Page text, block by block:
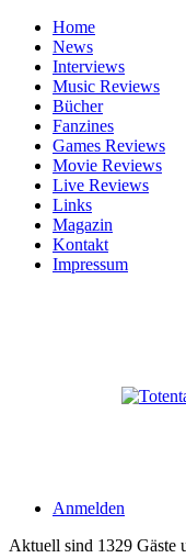
Home
News
Interviews
Music Reviews
Bücher
Fanzines
Games Reviews
Movie Reviews
Live Reviews
Links
Magazin
Kontakt
Impressum
Anmelden
Aktuell sind 1329 Gäste